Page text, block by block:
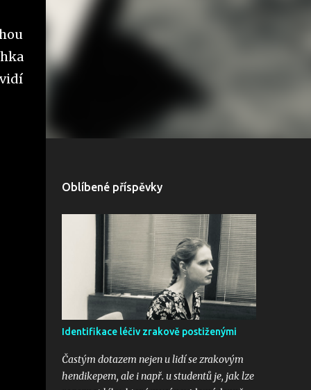
Oblíbené příspěvky
Identifikace léčiv zrakově postiženými
Častým dotazem nejen u lidí se zrakovým
hendikepem, ale i např. u studentů je, jak lze